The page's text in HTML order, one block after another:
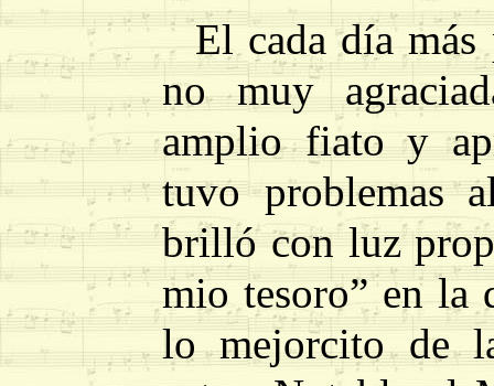
El cada día
no muy
amplio fiato y
tuvo problemas
brilló con luz
mio tesoro” en la
lo mejorcito de